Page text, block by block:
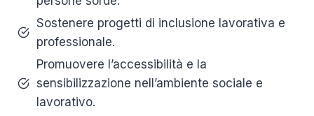
Sostenere progetti di inclusione lavorativa e
professionale.
Promuovere l’accessibilità e la
sensibilizzazione nell’ambiente sociale e
lavorativo.